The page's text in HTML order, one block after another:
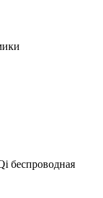
беспроводная